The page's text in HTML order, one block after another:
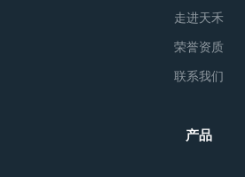
走进天禾
荣誉资质
联系我们
产品